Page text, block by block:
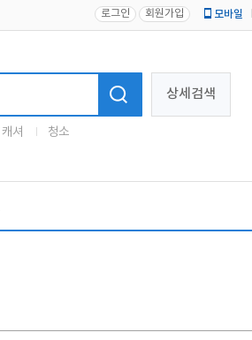
로그인 회원가입 모바일
상세검색
캐셔 청소